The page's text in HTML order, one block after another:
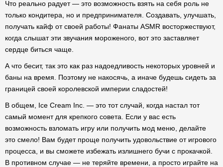
Что реально радует — это возможность взять на себя роль не
только кондитера, но и предпринимателя. Создавать, улучшать,
получать кайф от своей работы! Фанаты ASMR восторжествуют,
когда слышат эти звучания мороженого, вот это заставляет
сердце биться чаще.
А что бесит, так это как раз надоедливость некоторых уровней и
баны на время. Поэтому не накосячь, а иначе будешь сидеть за
границей своей королевской империи сладостей!
В общем, Ice Cream Inc. — это тот случай, когда настал тот
самый момент для крепкого совета. Если у вас есть
возможность взломать игру или получить мод меню, делайте
это смело! Вам будет проще получить удовольствие от игрового
процесса, и вы сможете избежать излишнего бучи с прокачкой.
В противном случае — не теряйте времени, а просто играйте на